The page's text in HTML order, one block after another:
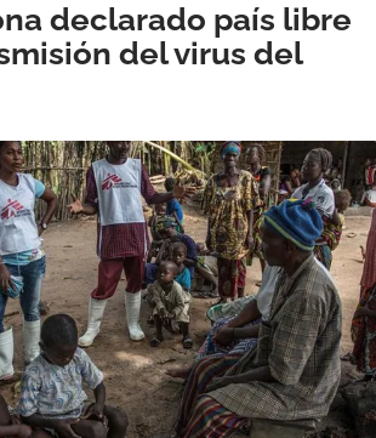
declarado país libre
del virus del